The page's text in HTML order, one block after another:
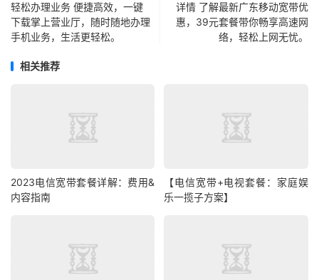
轻松办理业务 便捷高效，一键
下载掌上营业厅，随时随地办理
手机业务，生活更轻松。
详情 了解最新广东移动宽带优
惠，39元套餐带你畅享高速网
络，轻松上网无忧。
相关推荐
2023电信宽带套餐详解：费用&
内容指南
【电信宽带+电视套餐：家庭娱
乐一揽子方案】